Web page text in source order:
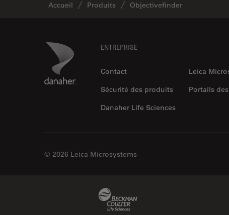
Accueil Produits Objectivefinder
Danaher Logo ENTREPRISE
Contact
Leica
Sécurité des produits
Portails
Danaher Life Sciences
© 2026 Leica Microsystems